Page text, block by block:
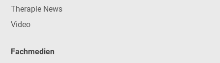
Therapie News
Video
Fachmedien